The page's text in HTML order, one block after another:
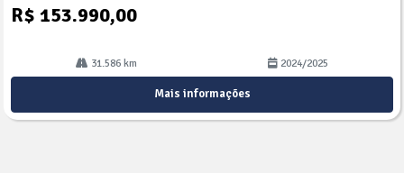
R$ 153.990,00
31.586 km 2024/2025
Mais informações